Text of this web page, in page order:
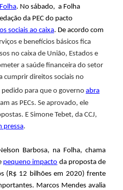
Folha. No sábado, a Folha
da PEC do pacto
sociais ao caixa. De acordo com
e benefícios básicos fica
no caixa de União, Estados e
a saúde financeira do setor
cumprir direitos sociais no
para que o governo abra
as PECs. Se aprovado, ele
E Simone Tebet, da CCJ,
pressa.
Barbosa, na Folha, chama
pequeno impacto da proposta de
(R$ 12 bilhões em 2020) frente
Marcos Mendes avalia